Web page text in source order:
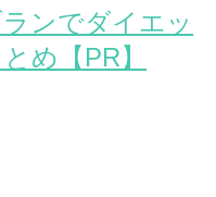
ンでダイエッ
め【PR】